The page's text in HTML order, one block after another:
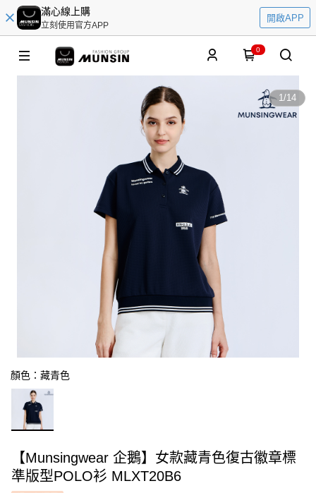
滿心線上購
立刻使用官方APP
開啟APP
0
1/14
顏色：藏青色
【Munsingwear 企鵝】女款藏青色復古徽章標
準版型POLO衫 MLXT20B6